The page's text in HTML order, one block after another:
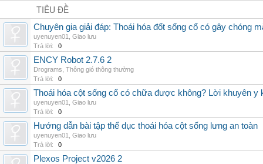
TIÊU ĐỀ
Chuyên gia giải đáp: Thoái hóa đốt sống cổ có gây chóng
uyenuyen01
Giao lưu
Trả lời:
0
ENCY Robot 2.7.6 2
Drograms Thông gió thông thường
Trả lời:
0
Thoái hóa cột sống cổ có chữa được không? Lời khuyên y
uyenuyen01
Giao lưu
Trả lời:
0
Hướng dẫn bài tập thể dục thoái hóa cột sống lưng an toàn
uyenuyen01
Giao lưu
Trả lời:
0
Plexos Project v2026 2